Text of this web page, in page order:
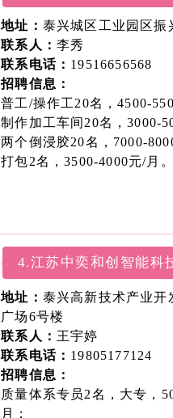
地址： 泰兴城区工业园区振
联系人： 李秀
联系电话： 19516656568
招聘信息：
普工/操作工20名，4500-
制作加工车间20名，3000-
两个倒浸胶20名，7000-
打包2名，3500-4000元/月。
4.江苏中奕和创智能科
地址： 泰兴高新技术产业开
广场6号楼
联系人： 王宇婷
联系电话： 19805177124
招聘信息：
质量体系专员2名，大专，
月；